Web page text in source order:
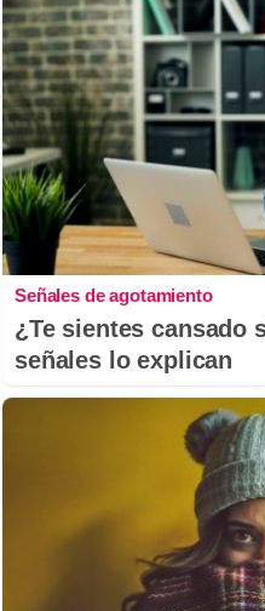
Señales de agotamiento
¿Te sientes cansado
señales lo explican